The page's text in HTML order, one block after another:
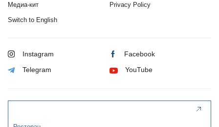
Медиа-кит Privacy Policy
Switch to English
Instagram Facebook
Telegram YouTube